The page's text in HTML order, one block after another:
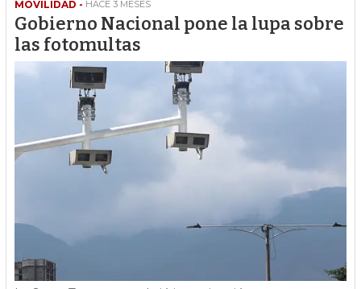
MOVILIDAD - HACE 3 MESES
Gobierno Nacional pone la lupa sobre
las fotomultas